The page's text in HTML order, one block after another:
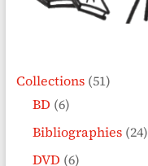
Collections(51)
BD (6)
Bibliographies(24)
DVD (6)